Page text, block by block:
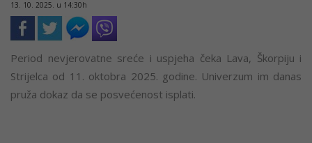
13. 10. 2025. u 14:30h
Period nevjerovatne sreće i uspjeha čeka Lava, Škorpiju i
Strijelca od 11. oktobra 2025. godine. Univerzum im danas
pruža dokaz da se posvećenost isplati.